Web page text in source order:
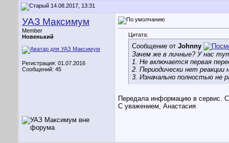
14.08.2017, 13:31
УАЗ Максимум
Member
Новенький
Регистрация: 01.07.2016
Сообщений: 45
Цитата:
Сообщение от Johnny
Зачем же в личные? У нас
1. Не включается первая
2. Периодически нет реакции
3. Изначально полностью не
Передала информацию в сервис.
С уважением, Анастасия